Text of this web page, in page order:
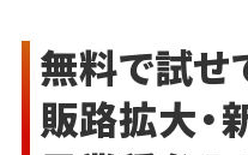
無料で試せ
販路拡大・